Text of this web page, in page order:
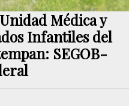
Médica y
Infantiles del
SEGOB-